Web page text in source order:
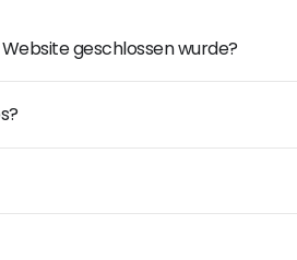
geschlossen wurde?